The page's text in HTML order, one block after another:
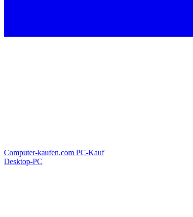
Computer-kaufen.com PC-Kauf
Desktop-PC